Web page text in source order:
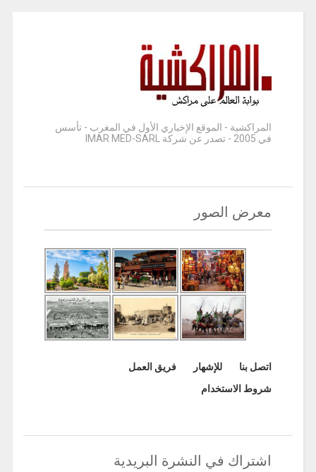
المراكشية - الموقع الإخباري الأول في المغرب - تأسس
في 2005 - تصدر عن شركة IMAR MED-SARL
معرض الصور
اتصل بنا للإشهار
فريق العمل
شروط الاستخدام
اشتراك في النشرة البريدية